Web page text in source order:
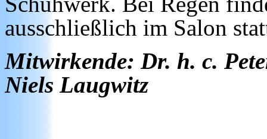
ausschließlich im Salon
Mitwirkende: Dr. h. c.
Niels Laugwitz